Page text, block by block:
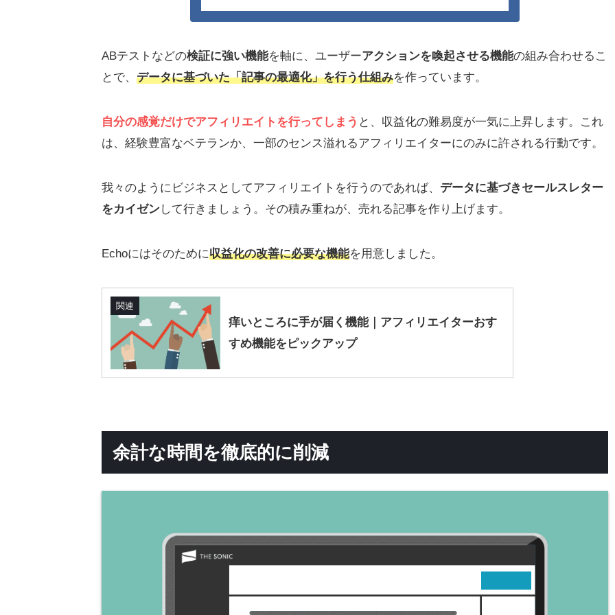
ABテストなどの検証に強い機能を軸に、ユーザーアクションを喚起させる機能の組み合わせるこ
とで、 データに基づいた「記事の最適化」を行う仕組みを作っています。
自分の感覚だけでアフィリエイトを行ってしまう と、収益化の難易度が一気に上昇します。これ
は、経験豊富なベテランか、一部のセンス溢れるアフィリエイターにのみに許される行動です。
我々のようにビジネスとしてアフィリエイトを行うのであれば、 データに基づきセールスレター
をカイゼンして行きましょう。その積み重ねが、売れる記事を作り上げます。
Echoにはそのために収益化の改善に必要な機能を用意しました。
関連
痒いところに手が届く機能｜アフィリエイターおす
すめ機能をピックアップ
余計な時間を徹底的に削減